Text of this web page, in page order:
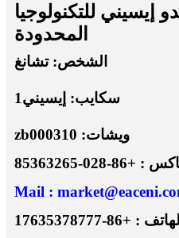
إيسيني للتكنولوجيا
المحدودة
الشخص: تشانغ
سكايب: إيسيني1
ويشات: zb000310
: +86-028-85363265
Mail :
الهاتف : +86-17635378777